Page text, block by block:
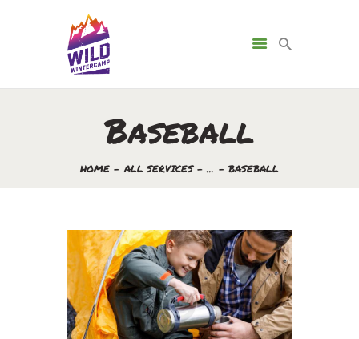
Baseball
HOME ALL SERVICES ... BASEBALL